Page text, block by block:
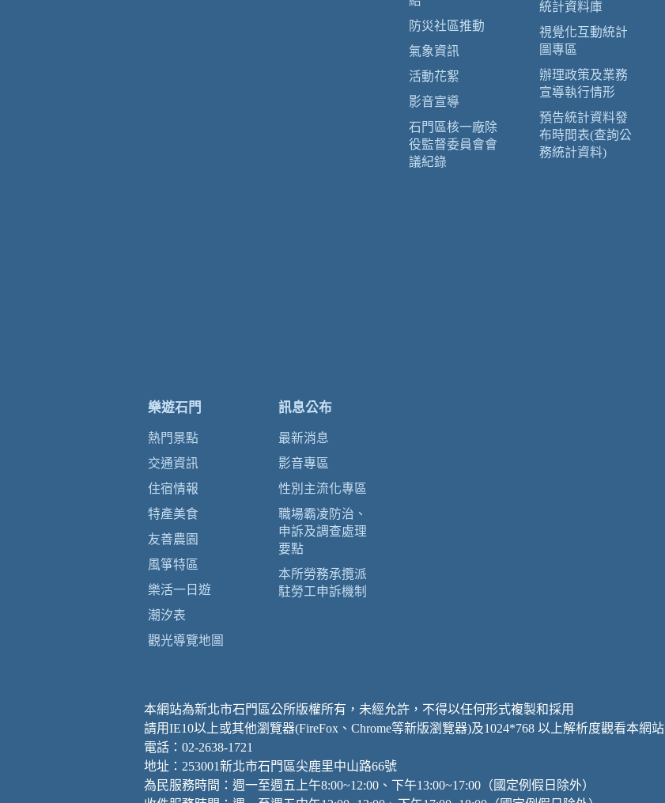
防災社區推動
氣象資訊
活動花絮
影音宣導
石門區核一廠除
役監督委員會會
議紀錄
統計資料庫
視覺化互動統計
圖專區
辦理政策及業務
宣導執行情形
預告統計資料發
布時間表(查詢公
務統計資料)
樂遊石門
熱門景點
交通資訊
住宿情報
特產美食
友善農園
風箏特區
樂活一日遊
潮汐表
觀光導覽地圖
訊息公布
最新消息
影音專區
性別主流化專區
職場霸凌防治、
申訴及調查處理
要點
本所勞務承攬派
駐勞工申訴機制
本網站為新北市石門區公所版權所有，未經允許，不得以任何形式複製和採用
請用IE10以上或其他瀏覽器(FireFox、Chrome等新版瀏覽器)及1024*768 以上解析度觀看本網站
電話：02-2638-1721
地址：253001新北市石門區尖鹿里中山路66號
為民服務時間：週一至週五上午8:00~12:00、下午13:00~17:00（國定例假日除外）